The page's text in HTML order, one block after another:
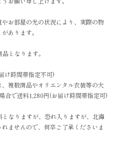
お部屋の光の状況により、実際の物
あります。
となります。
け時間帯指定不可)
複数商品やオリエンタル衣装等の大
合で送料1,280円(お届け時間帯指定可)
なりますが、恐れ入りますが、北海
ませんので、何卒ご了承くださいま